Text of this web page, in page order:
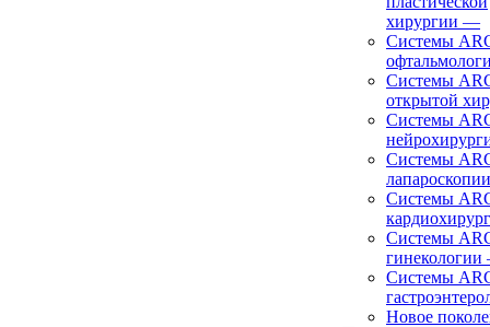
хирургии —
Системы
Системы
открытой
Системы
Системы
лапароскопии
Системы
Системы
гинекологии
Системы
Новое